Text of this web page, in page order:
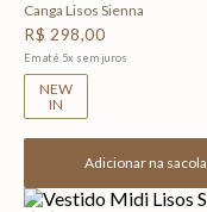
Canga Lisos Sienna
R$ 298,00
Em até 5x sem juros
NEW
IN
Adicionar na sacola